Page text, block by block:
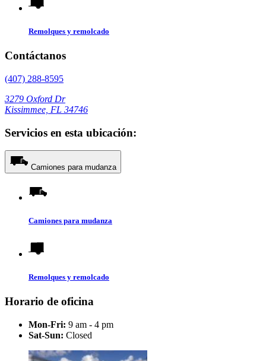
Remolques y remolcado
Contáctanos
(407) 288-8595
3279 Oxford Dr
Kissimmee, FL 34746
Servicios en esta ubicación:
Camiones para mudanza
Camiones para mudanza
Remolques y remolcado
Horario de oficina
Mon-Fri: 9 am - 4 pm
Sat-Sun: Closed